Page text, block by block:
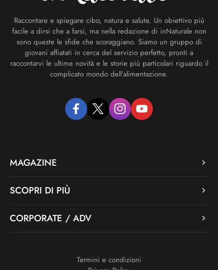
Raccontare e spiegare cibo, natura e salute. Un obiettivo più
facile a dirsi che a farsi, ma nella redazione di inNaturale non
sono queste le sfide che scoraggiano. Siamo un gruppo di
giovani affiatati in cerca del servizio perfetto, pronti a
raccontarvi le ultime novità e le storie più particolari riguardo il
complicato mondo dell’alimentazione.
facebooktwitter instagramyoutube
MAGAZINE
SCOPRI DI PIÙ
CORPORATE / ADV
Termini e condizioni